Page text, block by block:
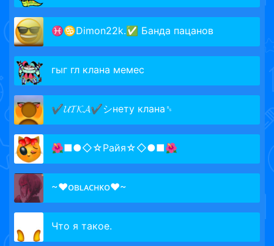
♓♋Dimon22k.✅ Банда пацанов
гыг гл клана мемес
✔︎𝓤𝓣𝓚𝓐✔︎シ︎нету клана␈
🌺■●◇☆Pайя☆◇●■🌺
~♥ᴏʙʟᴀᴄʜᴋᴏ♥~
Что я такое.